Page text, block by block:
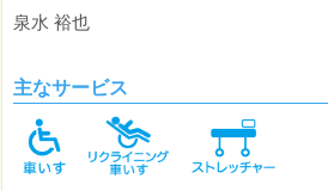
泉水 裕也
主なサービス